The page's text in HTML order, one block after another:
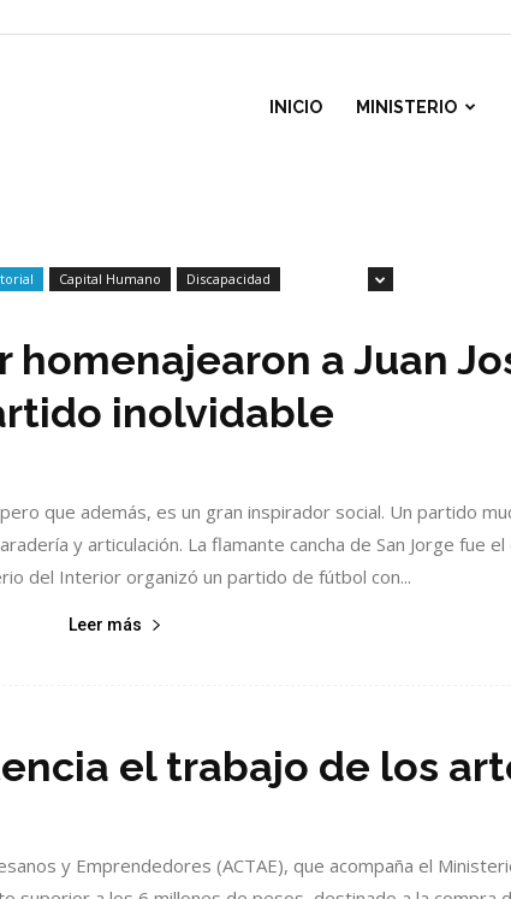
INICIO MINISTERIO
Capital Humano
Discapacidad
a Juan
inolvidable
que además, es un gran inspirador social. Un partido
y articulación. La flamante cancha de San Jorge fue
del Interior organizó un partido de fútbol con...
Leer más
el trabajo de los
y Emprendedores (ACTAE), que acompaña el